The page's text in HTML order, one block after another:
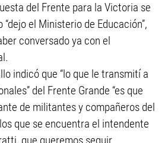
del Frente para la Victoria se
el Ministerio de Educación”,
conversado ya con el
indicó que “lo que le transmití a
del Frente Grande “es que
de militantes y compañeros del
que se encuentra el intendente